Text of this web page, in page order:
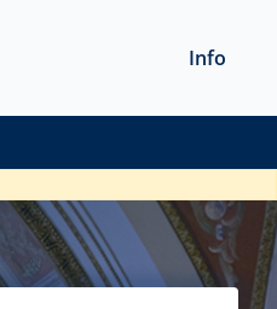
Info